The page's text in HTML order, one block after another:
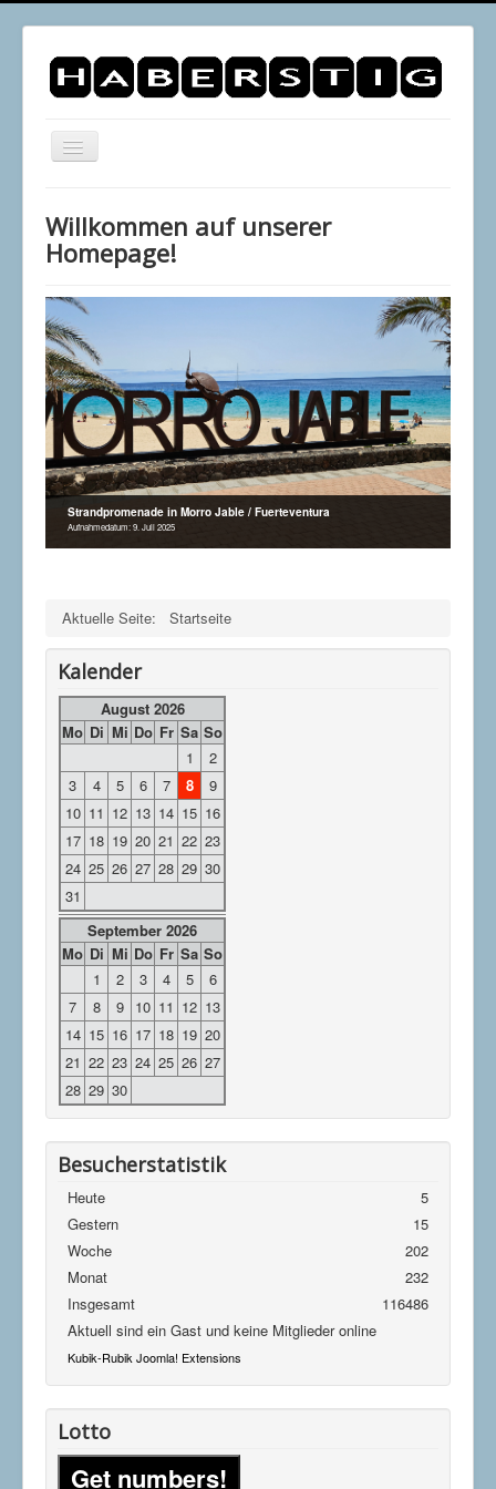
Navigation
Sudoku
Puzzle
Impressum
Willkommen auf unserer
Homepage!
Strandpromenade in Morro Jable / Fuerteventura
Aufnahmedatum: 9. Juli 2025
Aktuelle Seite: Startseite
Kalender
August 2026
Mo Di Mi Do Fr Sa So
1
2
3
4 5 6 7 8
9
10 11 12 13 14 15 16
17 18 19 20 21 22 23
24 25 26 27 28 29 30
31
September 2026
Mo Di Mi Do Fr Sa So
1
2 3 4 5
6
7
8 9 10 11 12 13
14 15 16 17 18 19 20
21 22 23 24 25 26 27
28 29 30
Besucherstatistik
Heute
5
Gestern
15
Woche
202
Monat
232
Insgesamt
116486
Aktuell sind ein Gast und keine Mitglieder online
Kubik-Rubik Joomla! Extensions
Lotto